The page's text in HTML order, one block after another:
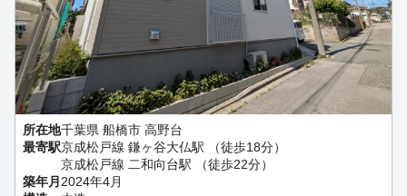
所在地千葉県 船橋市 高野台
最寄駅京成松戸線 鎌ヶ谷大仏駅 （徒歩18分）
京成松戸線 二和向台駅 （徒歩22分）
築年月 2024年4月